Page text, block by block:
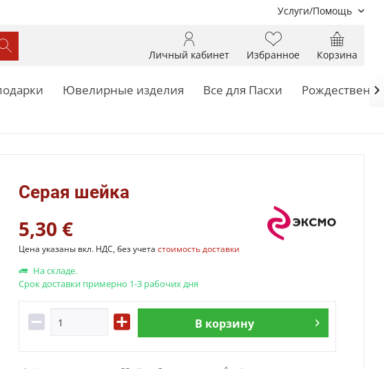
Услуги/Помощь
Корзина
Избранное
Личный кабинет
Ювелирные изделия Все для Пасхи 
Серая шейка
5,30 €
Цена указаны вкл. НДС, без учета стоимость доставки
На складе.
Срок доставки примерно 1-3 рабочих дня
В корзину